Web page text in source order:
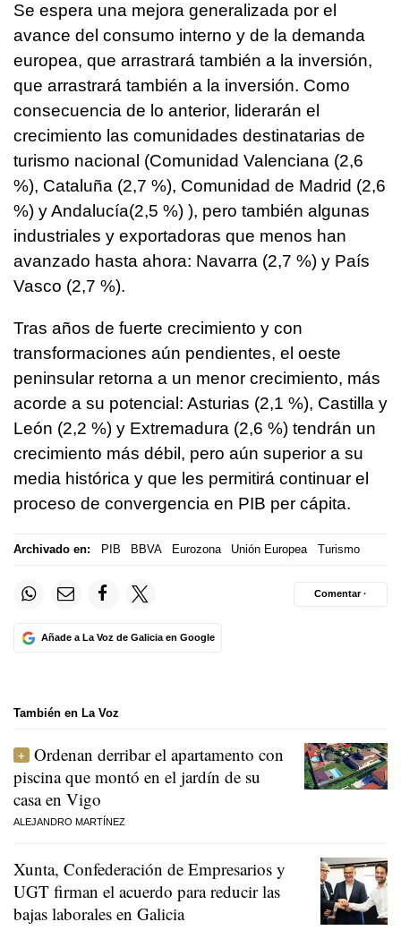
Se espera una mejora generalizada por el
avance del consumo interno y de la demanda
europea, que arrastrará también a la inversión,
que arrastrará también a la inversión. Como
consecuencia de lo anterior, liderarán el
crecimiento las comunidades destinatarias de
turismo nacional (Comunidad Valenciana (2,6
%), Cataluña (2,7 %), Comunidad de Madrid (2,6
%) y Andalucía(2,5 %) ), pero también algunas
industriales y exportadoras que menos han
avanzado hasta ahora: Navarra (2,7 %) y País
Vasco (2,7 %).
Tras años de fuerte crecimiento y con
transformaciones aún pendientes, el oeste
peninsular retorna a un menor crecimiento, más
acorde a su potencial: Asturias (2,1 %), Castilla y
León (2,2 %) y Extremadura (2,6 %) tendrán un
crecimiento más débil, pero aún superior a su
media histórica y que les permitirá continuar el
proceso de convergencia en PIB per cápita.
Archivado en: PIB BBVA Eurozona Unión Europea Turismo
Añade a La Voz de Galicia en Google
Comentar ·
También en La Voz
Ordenan derribar el apartamento con
piscina que montó en el jardín de su
casa en Vigo
ALEJANDRO MARTÍNEZ
Xunta, Confederación de Empresarios y
UGT firman el acuerdo para reducir las
bajas laborales en Galicia